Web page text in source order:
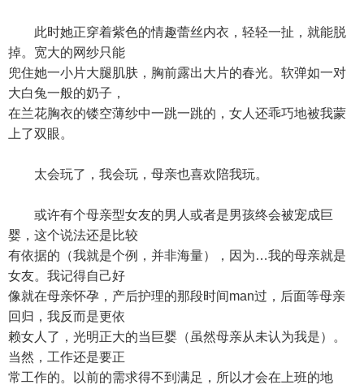
此时她正穿着紫色的情趣蕾丝内衣，轻轻一扯，就能脱
掉。宽大的网纱只能
兜住她一小片大腿肌肤，胸前露出大片的春光。软弹如一对
大白兔一般的奶子，
在兰花胸衣的镂空薄纱中一跳一跳的，女人还乖巧地被我蒙
上了双眼。
太会玩了，我会玩，母亲也喜欢陪我玩。
或许有个母亲型女友的男人或者是男孩终会被宠成巨
婴，这个说法还是比较
有依据的（我就是个例，并非海量），因为…我的母亲就是
女友。我记得自己好
像就在母亲怀孕，产后护理的那段时间man过，后面等母亲
回归，我反而是更依
赖女人了，光明正大的当巨婴（虽然母亲从未认为我是）。
当然，工作还是要正
常工作的。以前的需求得不到满足，所以才会在上班的地